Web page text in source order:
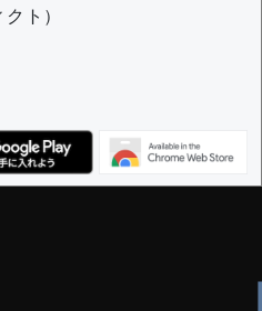
ユーザー -
を持つユーザー -
-
ト）